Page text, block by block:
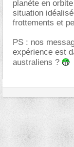
planète en
situation
frottements et
PS : nos
expérience est
australiens ?